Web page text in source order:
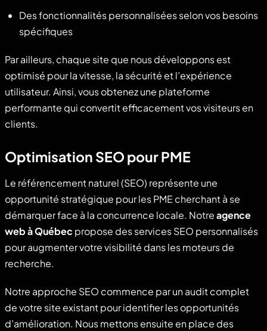
Des fonctionnalités personnalisées selon vos besoins
spécifiques
Par ailleurs, chaque site que nous développons est
optimisé pour la vitesse, la sécurité et l’expérience
utilisateur. Ainsi, vous obtenez une plateforme
performante qui convertit efficacement vos visiteurs en
clients.
Optimisation SEO pour PME
Le référencement naturel (SEO) représente une
opportunité stratégique pour les PME cherchant à se
démarquer face à la concurrence locale. Notreagence
web à Québec propose des services SEO personnalisés
pour augmenter votre visibilité dans les moteurs de
recherche.
Notre approche SEO commence par un audit complet
de votre site existant pour identifier les opportunités
d’amélioration. Nous mettons ensuite en place des